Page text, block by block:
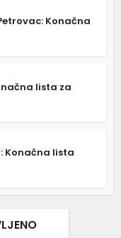
Konačna
lista za
Konačna lista